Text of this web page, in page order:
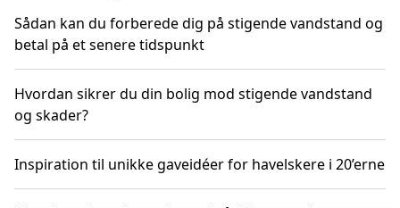
Sådan kan du forberede dig på stigende vandstand og
betal på et senere tidspunkt
Hvordan sikrer du din bolig mod stigende vandstand
og skader?
Inspiration til unikke gaveidéer for havelskere i 20’erne